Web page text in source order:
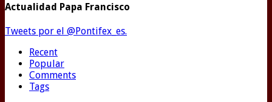
Actualidad Papa Francisco
Tweets por el @Pontifex_es.
Recent
Popular
Comments
Tags